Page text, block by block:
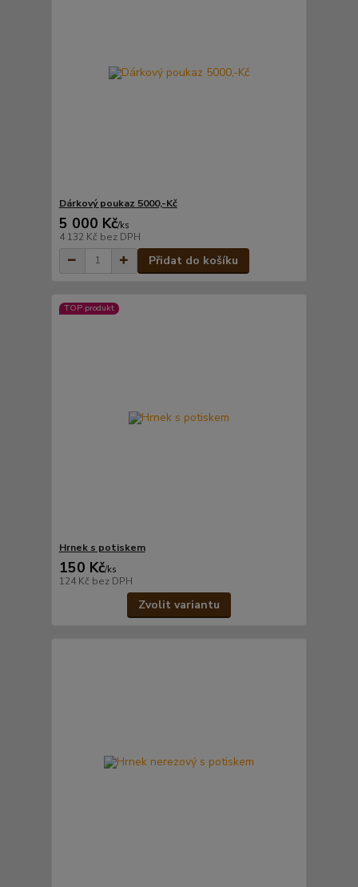
Dárkový poukaz 5000,-Kč
5 000 Kč/ks
4 132 Kč bez DPH
Přidat do košíku
TOP produkt
Hrnek s potiskem
150 Kč/ks
124 Kč bez DPH
Zvolit variantu